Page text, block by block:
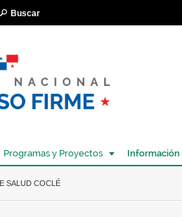
Buscar
Programas y Proyectos Información
AQUÍ
SALUD COCLÉ